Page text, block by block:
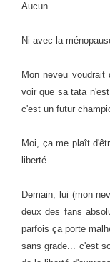
Aucun...
Ni avec la
Mon neveu
voir que sa tata
c'est un futur
Moi, ça me plaît
liberté.
Demain, lui (mon
deux des fans
parfois ça porte
sans grade... c'est